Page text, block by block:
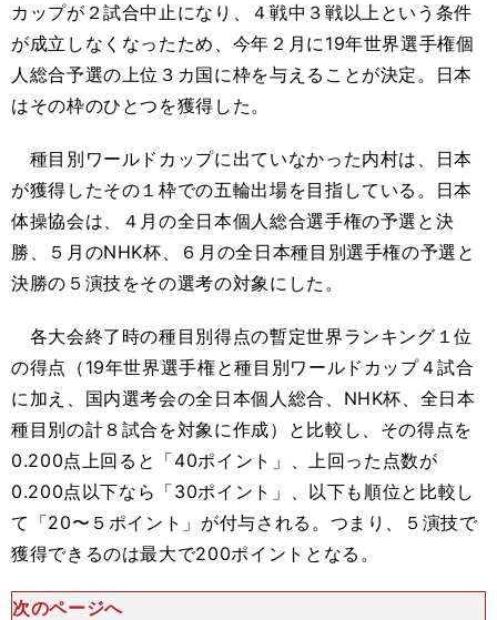
カップが２試合中止になり、４戦中３戦以上という条件
が成立しなくなったため、今年２月に19年世界選手権個
人総合予選の上位３カ国に枠を与えることが決定。日本
はその枠のひとつを獲得した。
種目別ワールドカップに出ていなかった内村は、日本
が獲得したその１枠での五輪出場を目指している。日本
体操協会は、４月の全日本個人総合選手権の予選と決
勝、５月のNHK杯、６月の全日本種目別選手権の予選と
決勝の５演技をその選考の対象にした。
各大会終了時の種目別得点の暫定世界ランキング１位
の得点（19年世界選手権と種目別ワールドカップ４試合
に加え、国内選考会の全日本個人総合、NHK杯、全日本
種目別の計８試合を対象に作成）と比較し、その得点を
0.200点上回ると「40ポイント」、上回った点数が
0.200点以下なら「30ポイント」、以下も順位と比較し
て「20〜５ポイント」が付与される。つまり、５演技で
獲得できるのは最大で200ポイントとなる。
次のページへ